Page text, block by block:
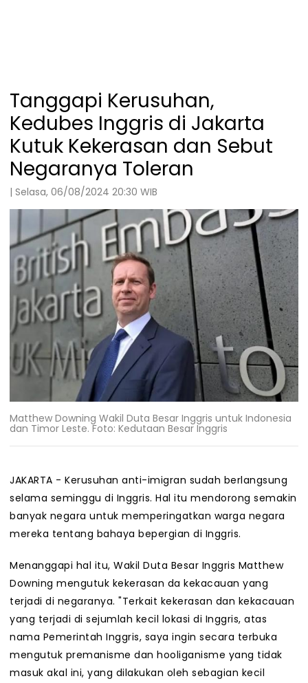
Tanggapi Kerusuhan,
Kedubes Inggris di Jakarta
Kutuk Kekerasan dan Sebut
Negaranya Toleran
| Selasa, 06/08/2024 20:30 WIB
Matthew Downing Wakil Duta Besar Inggris untuk Indonesia
dan Timor Leste. Foto: Kedutaan Besar Inggris
JAKARTA - Kerusuhan anti-imigran sudah berlangsung
selama seminggu di Inggris. Hal itu mendorong semakin
banyak negara untuk memperingatkan warga negara
mereka tentang bahaya bepergian di Inggris.
Menanggapi hal itu, Wakil Duta Besar Inggris Matthew
Downing mengutuk kekerasan da kekacauan yang
terjadi di negaranya. "Terkait kekerasan dan kekacauan
yang terjadi di sejumlah kecil lokasi di Inggris, atas
nama Pemerintah Inggris, saya ingin secara terbuka
mengutuk premanisme dan hooliganisme yang tidak
masuk akal ini, yang dilakukan oleh sebagian kecil